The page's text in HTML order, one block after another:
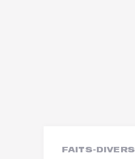
FAITS-DIVERS